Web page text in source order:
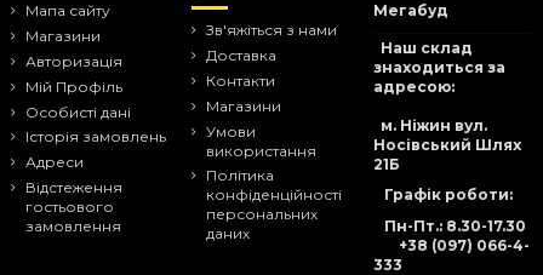
Мапа сайту
Магазини
Авторизація
Мій Профіль
Особисті дані
Історія замовлень
Адреси
Відстеження
гостьового
замовлення
Зв'яжіться з нами
Доставка
Контакти
Магазини
Умови
використання
Політика
конфіденційності
персональних
даних
Мегабуд
Наш склад
знаходиться за
адресою:
м. Ніжин вул.
Носівський Шлях
21Б
Графік роботи:
Пн-Пт.: 8.30-17.30
+38 (097) 066-4-
333